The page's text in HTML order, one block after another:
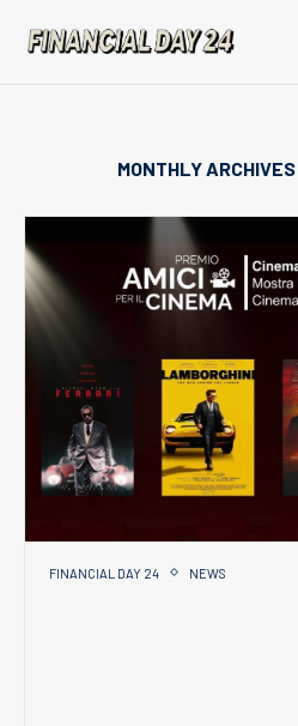
MONTHLY ARCHIVES
FINANCIAL DAY 24 NEWS